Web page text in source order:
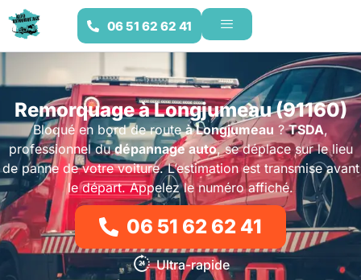
06 51 62 62 41
Remorquage à Longjumeau (91160)
Bloqué en bord de routeà Longjumeau ?TSDA,
professionnel dudépannage auto, se déplace sur le lieu
de panne de votre voiture. L’estimation est transmise avant
le départ. Appelez le numéro affiché.
06 51 62 62 41
Ultra-rapide